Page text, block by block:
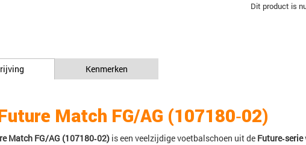
Dit product is
Kenmerken
Match FG/AG (107180‑02)
Match FG/AG (107180‑02) is een veelzijdige voetbalschoen uit de Future‑serie